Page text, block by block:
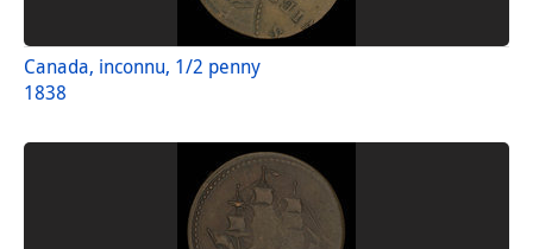
Canada, inconnu, 1/2 penny
1838